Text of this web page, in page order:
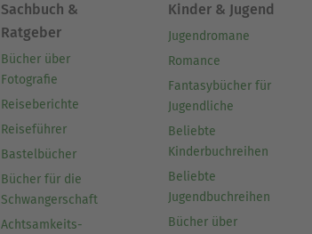
Sachbuch &
Ratgeber
Bücher über
Fotografie
Reiseberichte
Reiseführer
Bastelbücher
Bücher für die
Schwangerschaft
Achtsamkeits-
Kinder & Jugend
Jugendromane
Romance
Fantasybücher für
Jugendliche
Beliebte
Kinderbuchreihen
Beliebte
Jugendbuchreihen
Bücher über